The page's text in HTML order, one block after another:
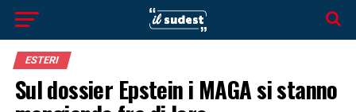
ESTERI
Sul dossier Epstein i MAGA si stanno